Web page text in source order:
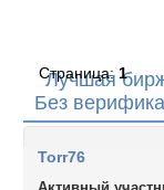
Лучшая
Без
Страница: 1
Torr76